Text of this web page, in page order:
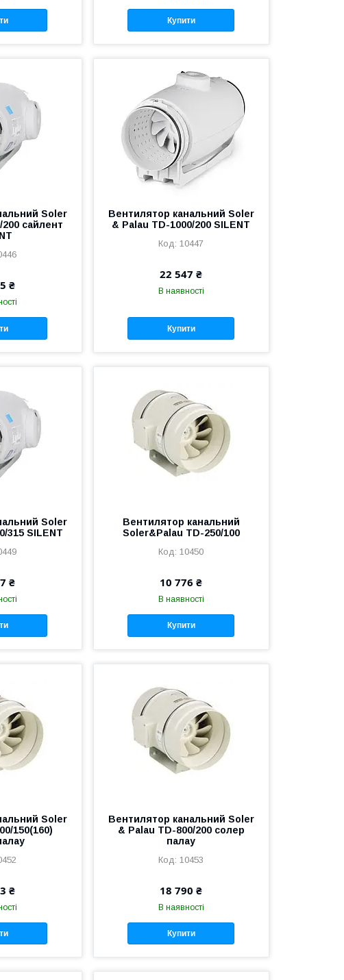
Купити
Soler
сайлент
₴
Вентилятор канальний Soler
& Palau TD-1000/200 SILENT
10447
22 547 ₴
В наявності
Купити
Soler
315 SILENT
₴
Вентилятор канальний
Soler&Palau TD-250/100
10450
10 776 ₴
В наявності
Купити
Soler
150(160)
₴
Вентилятор канальний Soler
& Palau TD-800/200 солер
палау
10453
18 790 ₴
В наявності
Купити